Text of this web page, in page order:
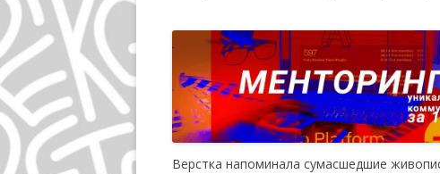
Верстка напоминала сумасшедшие